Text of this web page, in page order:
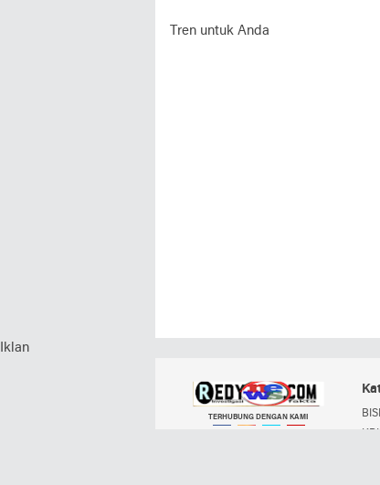
Tren untuk Anda
Iklan
TERHUBUNG DENGAN KAMI